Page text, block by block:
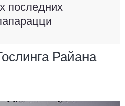
последних
Райана